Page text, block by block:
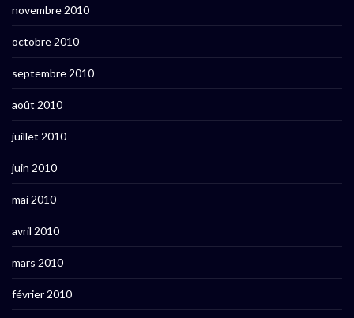
novembre 2010
octobre 2010
septembre 2010
août 2010
juillet 2010
juin 2010
mai 2010
avril 2010
mars 2010
février 2010